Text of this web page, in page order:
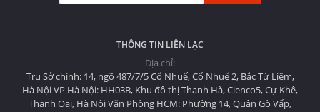
THÔNG TIN LIÊN LẠC
Địa chỉ:
Trụ Sở chính: 14, ngõ 487/7/5 Cổ Nhuế, Cổ Nhuế 2, Bắc Từ Liêm,
Hà Nội VP Hà Nội: HH03B, Khu đô thị Thanh Hà, Cienco5, Cự Khê,
Thanh Oai, Hà Nội Văn Phòng HCM: Phường 14, Quận Gò Vấp,